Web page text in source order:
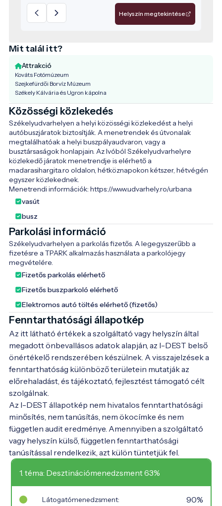
századtól használták gyógyító ivóvízként.
Hargita megyében közel 2 500 különböző
ásványi összetételben nyújtanak
Helyszín megtekintése
Mit talál itt?
Attrakció
Kováts Fotómúzeum
Szejkefürdői Borvíz Múzeum
Székely Kálvária és Ugron kápolna
Közösségi közlekedés
Székelyudvarhelyen a helyi közösségi közlekedést a helyi
autóbuszjáratok biztosítják. A menetrendek és útvonalak
megtalálhatóak a helyi buszpályaudvaron, vagy a
busztársaságok honlapjain. Az Ivóból Székelyudvarhelyre
közlekedő járatok menetrendje is elérhető a
madarasihargita.ro oldalon, hétköznapokon kétszer, hétvégén
egyszer közlekednek.
Menetrendi információk: https://www.udvarhely.ro/urbana
vasút
busz
Parkolási információ
Székelyudvarhelyen a parkolás fizetős. A legegyszerűbb a
fizetésre a TPARK alkalmazás használata a parkolójegy
megvételére.
Fizetős parkolás elérhető
Fizetős buszparkoló elérhető
Elektromos autó töltés elérhető (fizetős)
Fenntarthatósági állapotkép
Az itt látható értékek a szolgáltató vagy helyszín által
megadott önbevallásos adatok alapján, az I-DEST belső
önértékelő rendszerében készülnek. A visszajelzések a
fenntarthatóság különböző területein mutatják az
előrehaladást, és tájékoztató, fejlesztést támogató célt
szolgálnak.
Az I-DEST állapotkép nem hivatalos fenntarthatósági
minősítés, nem tanúsítás, nem ökocímke és nem
független audit eredménye. Amennyiben a szolgáltató
vagy helyszín külső, független fenntarthatósági
tanúsítással rendelkezik, azt külön tüntetjük fel.
1. téma: Desztinációmenedzsment 63%
Látogatómenedzsment: 90%